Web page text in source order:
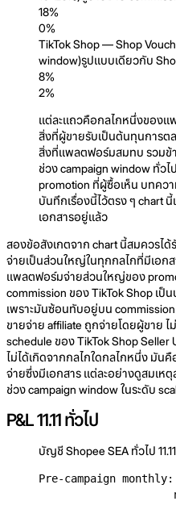
18%
0%
TikTok Shop — Shop
window)รูปแบบเดียวกับ
8%
2%
แต่ละแถวคือกลไกหนึ่งของ
สิ่งที่ผู้ขายรับเป็นต้นทุนการ
สิ่งที่แพลตฟอร์มสมทบ รวมข้
ช่วง campaign window ทั่ว
promotion ที่ผู้ซื้อเห็น บทคว
บันทึกเรื่องนี้ไว้ตรง ๆ chart
เอกสารอยู่แล้ว
สองข้อสังเกตจาก chart นี้สมควรไ
จ่ายเป็นส่วนใหญ่ในทุกกลไกที่มีเอกส
แพลตฟอร์มจ่ายส่วนใหญ่ของ
commission ของ TikTok Shop เป็
เพราะมันซ้อนทับอยู่บน
ขายจ่าย affiliate ถูกจ่ายโดยผู้ขาย ไ
schedule ของ TikTok Shop
ไม่ได้เกิดจากกลไกใดกลไกหนึ่ง มัน
จ่ายซึ่งมีเอกสาร แต่ละอย่างดูสมเห
ช่วง campaign window ในระดับ
P&L 11.11 ทั่วไป
บัญชี Shopee SEA ทั่วไป
Pre-campaign